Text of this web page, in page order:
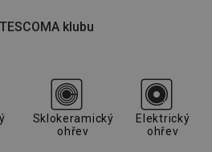
klubu
Sklokeramický
ohřev
Elektrický
ohřev